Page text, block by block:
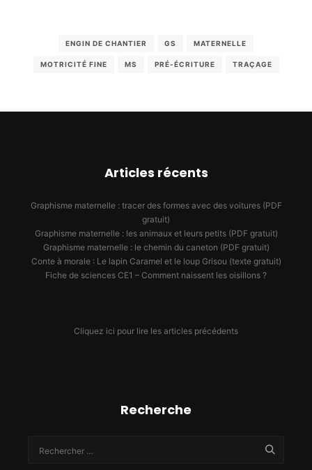
ENGIN DE CHANTIER GS MATERNELLE
MOTRICITÉ FINE MS PRÉ-ÉCRITURE TRAÇAGE
Articles récents
Graphisme maternelle : tracer des formes avec des voitures (PDF
gratuit)
Graphisme maternelle : les animaux et leurs petits (PDF gratuit)
Graphisme maternelle : le chemin du caneton (PDF gratuit)
Conte à morale : Le lapin Caramel et le loup Grisou (texte gratuit)
Fiche de sciences CE1 – Comment naissent les oisillons ?
Cliquez ici pour lire les articles précédents
Recherche